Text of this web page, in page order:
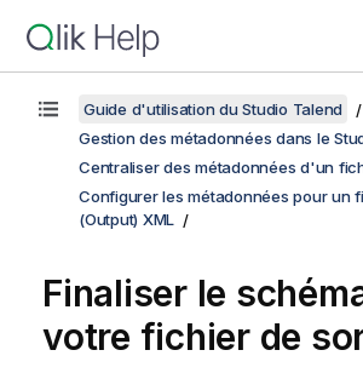
Guide d'utilisation du Studio Talend
Gestion des métadonnées dans le
Centraliser des métadonnées d'un
Configurer les métadonnées pour un
(Output) XML
Finaliser le
votre fichier de